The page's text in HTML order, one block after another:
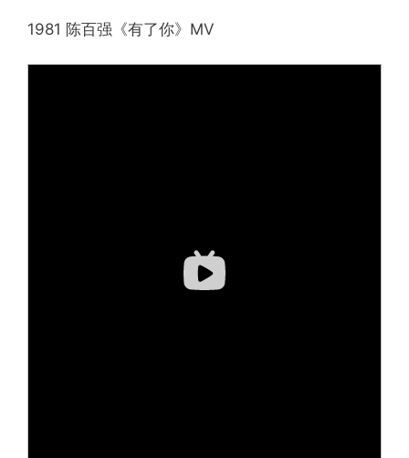
1981 陈百强《有了你》MV